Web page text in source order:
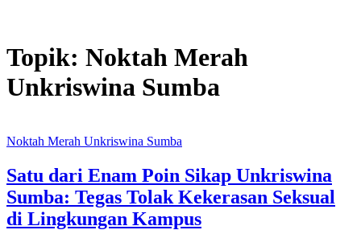
Topik: Noktah Merah
Unkriswina Sumba
Noktah Merah Unkriswina Sumba
Satu dari Enam Poin Sikap Unkriswina
Sumba: Tegas Tolak Kekerasan Seksual
di Lingkungan Kampus